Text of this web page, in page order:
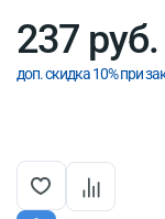
237 руб.
доп. скидка 10% при